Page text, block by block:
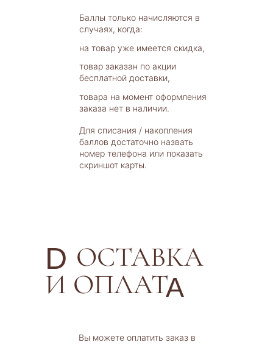
Баллы только начисляются в
случаях, когда:
на товар уже имеется скидка,
товар заказан по акции
бесплатной доставки,
товара на момент оформления
заказа нет в наличии.
Для списания / накопления
баллов достаточно назвать
номер телефона или показать
скриншот карты.
Д ОСТАВКА
И ОПЛАТА
Вы можете оплатить заказ в
D
A